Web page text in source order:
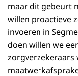
maar dit gebeurt
willen proactieve
invoeren in
doen willen we
zorgverzekeraars